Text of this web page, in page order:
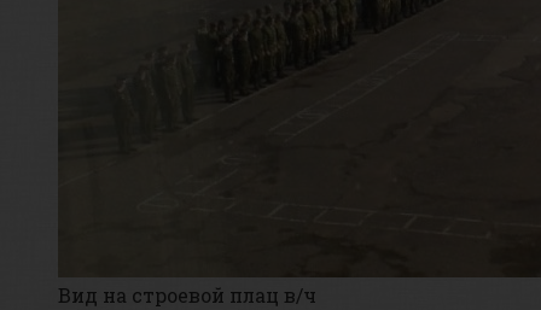
Вид на строевой плац в/ч